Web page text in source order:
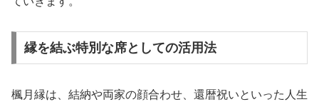
縁を結ぶ特別な席としての活用法
楓月縁は、結納や両家の顔合わせ、還暦祝いといった人生